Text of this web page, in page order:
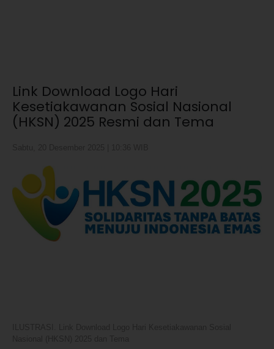
Link Download Logo Hari
Kesetiakawanan Sosial Nasional
(HKSN) 2025 Resmi dan Tema